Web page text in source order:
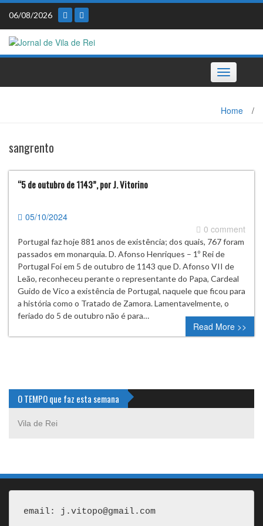
Skip
content
06/08/2026
Toggle
navigation
Home /
sangrento
“5 de outubro de 1143”, por J. Vitorino
05/10/2024
0 comment
Portugal faz hoje 881 anos de existência; dos quais, 767 foram
passados em monarquia. D. Afonso Henriques – 1º Rei de
Portugal Foi em 5 de outubro de 1143 que D. Afonso VII de
Leão, reconheceu perante o representante do Papa, Cardeal
Guido de Vico a existência de Portugal, naquele que ficou para
a história como o Tratado de Zamora. Lamentavelmente, o
feriado do 5 de outubro não é para…
Read More >>
O TEMPO que faz esta semana
Vila de Rei
email: j.vitopo@gmail.com